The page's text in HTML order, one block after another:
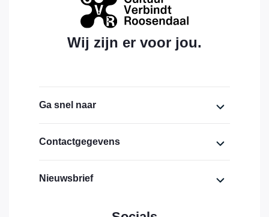
Wij zijn er voor jou.
Ga snel naar
Financiering
Contactgegevens
lokaal 1.19 (eerste verdieping)
4707 ZH Roosendaal
Nieuwsbrief